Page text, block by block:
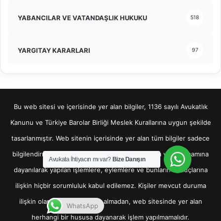
YABANCILAR VE VATANDAŞLIK HUKUKU 518
YARGITAY KARARLARI 97
Bu web sitesi ve içerisinde yer alan bilgiler, 1136 sayılı Avukatlık
Kanunu ve Türkiye Barolar Birliği Meslek Kurallarına uygun şekilde
tasarlanmıştır. Web sitenin içerisinde yer alan tüm bilgiler sadece
bilgilendirme amaçlı olup, bu bilgilerin bir kısmına veya tamamına
dayanılarak yapılan işlemlere, eylemlere ve bunların sonuçlarına
ilişkin hiçbir sorumluluk kabul edilemez. Kişiler mevcut duruma
ilişkin olarak hukuki destek almadan, web sitesinde yer alan
herhangi bir hususa dayanarak işlem yapılmamalıdır.
Avukata İhtiyacın mı var? Bize Danışın
WhatsApp